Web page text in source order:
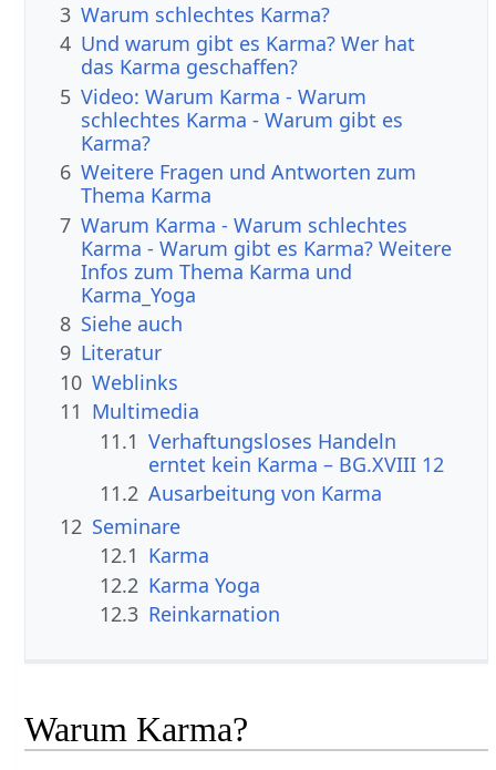
3 Warum schlechtes Karma?
4 Und warum gibt es Karma? Wer hat
das Karma geschaffen?
5 Video: Warum Karma - Warum
schlechtes Karma - Warum gibt es
Karma?
6 Weitere Fragen und Antworten zum
Thema Karma
7 Warum Karma - Warum schlechtes
Karma - Warum gibt es Karma? Weitere
Infos zum Thema Karma und
Karma_Yoga
8 Siehe auch
9 Literatur
10 Weblinks
11 Multimedia
11.1 Verhaftungsloses Handeln
erntet kein Karma – BG.XVIII 12
11.2 Ausarbeitung von Karma
12 Seminare
12.1 Karma
12.2 Karma Yoga
12.3 Reinkarnation
Warum Karma?